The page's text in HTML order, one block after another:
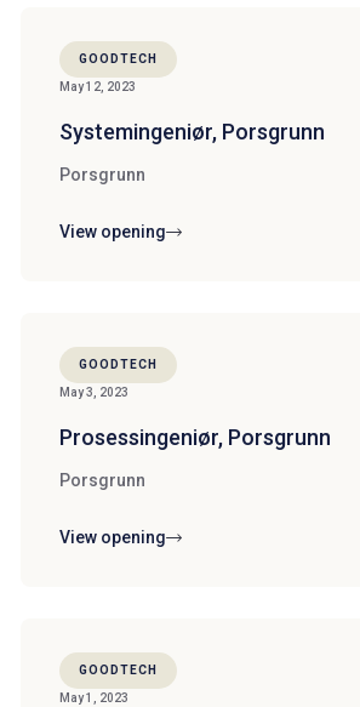
May 12, 2023
Systemingeniør, Porsgrunn
Porsgrunn
View opening
GOODTECH
May 3, 2023
Prosessingeniør, Porsgrunn
Porsgrunn
View opening
GOODTECH
May 1, 2023
GOODTECH